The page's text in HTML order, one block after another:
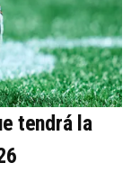
tendrá la